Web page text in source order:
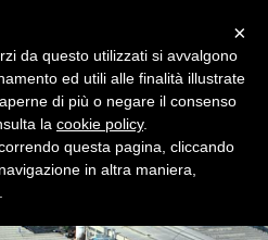
Srl
inossidabile e superleghe - P.IVA :
×
da questo utilizzati si avvalgono
ed utili alle finalità illustrate
di più o negare il consenso
la cookie policy.
questa pagina, cliccando
in altra maniera,